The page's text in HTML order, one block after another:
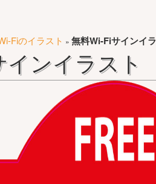
Fiのイラスト » 無料Wi-Fiサインイ
インイラスト